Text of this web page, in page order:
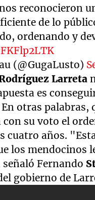
reconocieron
de lo
ordenando y
(@GugaLusto)
Larreta
es
otras
su voto el
cuatro años.
los mendocinos
Fernando
gobierno de